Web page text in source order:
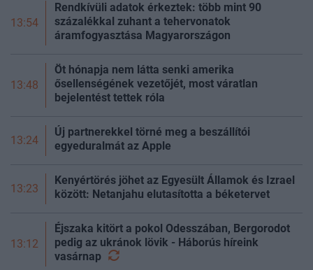
13:54
Rendkívüli adatok érkeztek: több mint 90
százalékkal zuhant a tehervonatok
áramfogyasztása Magyarországon
13:48
Öt hónapja nem látta senki amerika
ősellenségének vezetőjét, most váratlan
bejelentést tettek róla
13:24
Új partnerekkel törné meg a beszállítói
egyeduralmát az Apple
13:23
Kenyértörés jöhet az Egyesült Államok és Izrael
között: Netanjahu elutasította a béketervet
13:12
Éjszaka kitört a pokol Odesszában, Bergorodot
pedig az ukránok lövik - Háborús híreink
vasárnap